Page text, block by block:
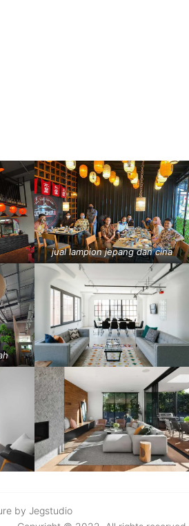
jual lampion jepang dan cina
by Jegstudio